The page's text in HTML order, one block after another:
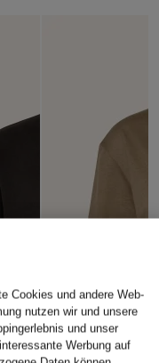
Cookies und andere Web-
nutzen wir und unsere
und unser
Werbung auf